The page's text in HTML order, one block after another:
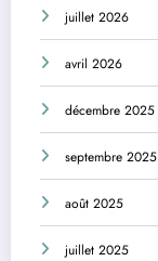
juillet 2026
avril 2026
décembre 2025
septembre 2025
août 2025
juillet 2025